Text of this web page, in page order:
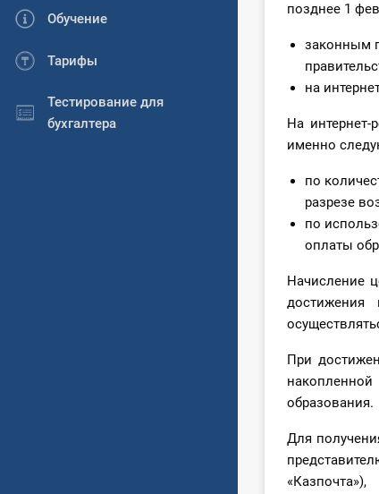
Обучение
Тарифы
Тестирование для
бухгалтера
позднее 1
законным
на
На интернет-
именно
по
разрезе
по
оплаты
Начисление
При
образования.
Для